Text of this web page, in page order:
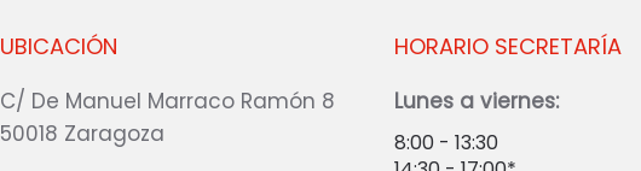
UBICACIÓN
C/ De Manuel Marraco Ramón 8
50018 Zaragoza
HORARIO SECRETARÍA
Lunes a viernes:
8:00 - 13:30